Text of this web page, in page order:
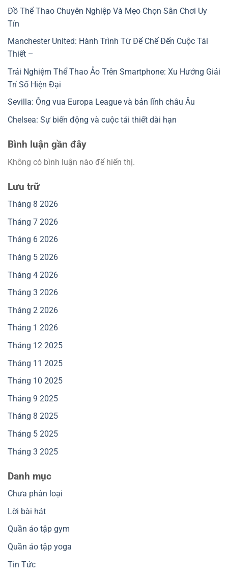
Đồ Thể Thao Chuyên Nghiệp Và Mẹo Chọn Sân Chơi Uy
Tín
Manchester United: Hành Trình Từ Đế Chế Đến Cuộc Tái
Thiết –
Trải Nghiệm Thể Thao Ảo Trên Smartphone: Xu Hướng Giải
Trí Số Hiện Đại
Sevilla: Ông vua Europa League và bản lĩnh châu Âu
Chelsea: Sự biến động và cuộc tái thiết dài hạn
Bình luận gần đây
Không có bình luận nào để hiển thị.
Lưu trữ
Tháng 8 2026
Tháng 7 2026
Tháng 6 2026
Tháng 5 2026
Tháng 4 2026
Tháng 3 2026
Tháng 2 2026
Tháng 1 2026
Tháng 12 2025
Tháng 11 2025
Tháng 10 2025
Tháng 9 2025
Tháng 8 2025
Tháng 5 2025
Tháng 3 2025
Danh mục
Chưa phân loại
Lời bài hát
Quần áo tập gym
Quần áo tập yoga
Tin Tức